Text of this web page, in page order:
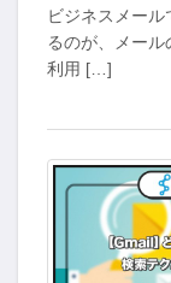
ビジネスメー
るのが、メー
利用 […]